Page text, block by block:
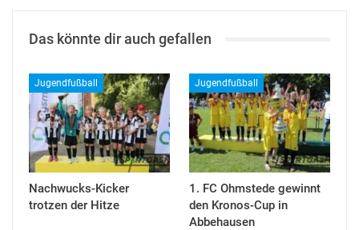
Das könnte dir auch gefallen
Jugendfußball
Nachwucks-Kicker
trotzen der Hitze
Jugendfußball
1. FC Ohmstede gewinnt
den Kronos-Cup in
Abbehausen